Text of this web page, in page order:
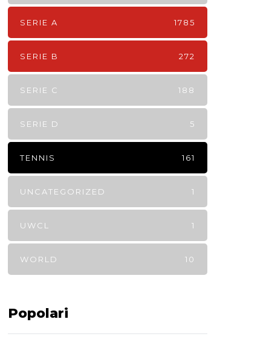
SERIE A 1785
SERIE B 272
SERIE C 188
SERIE D 5
TENNIS 161
UNCATEGORIZED 1
UWCL 1
WORLD 10
Popolari